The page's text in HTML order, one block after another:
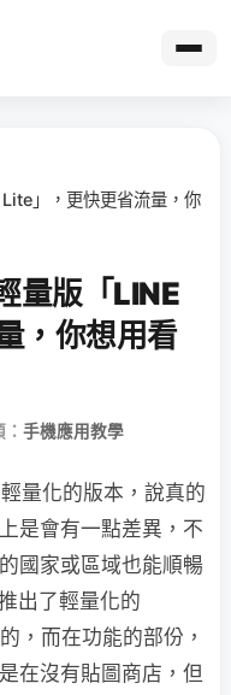
」，更快更省流量，你
量版「LINE
，你想用看
手機應用教學
量化的版本，說真的
是會有一點差異，不
國家或區域也能順暢
出了輕量化的
，而在功能的部份，
在沒有貼圖商店，但